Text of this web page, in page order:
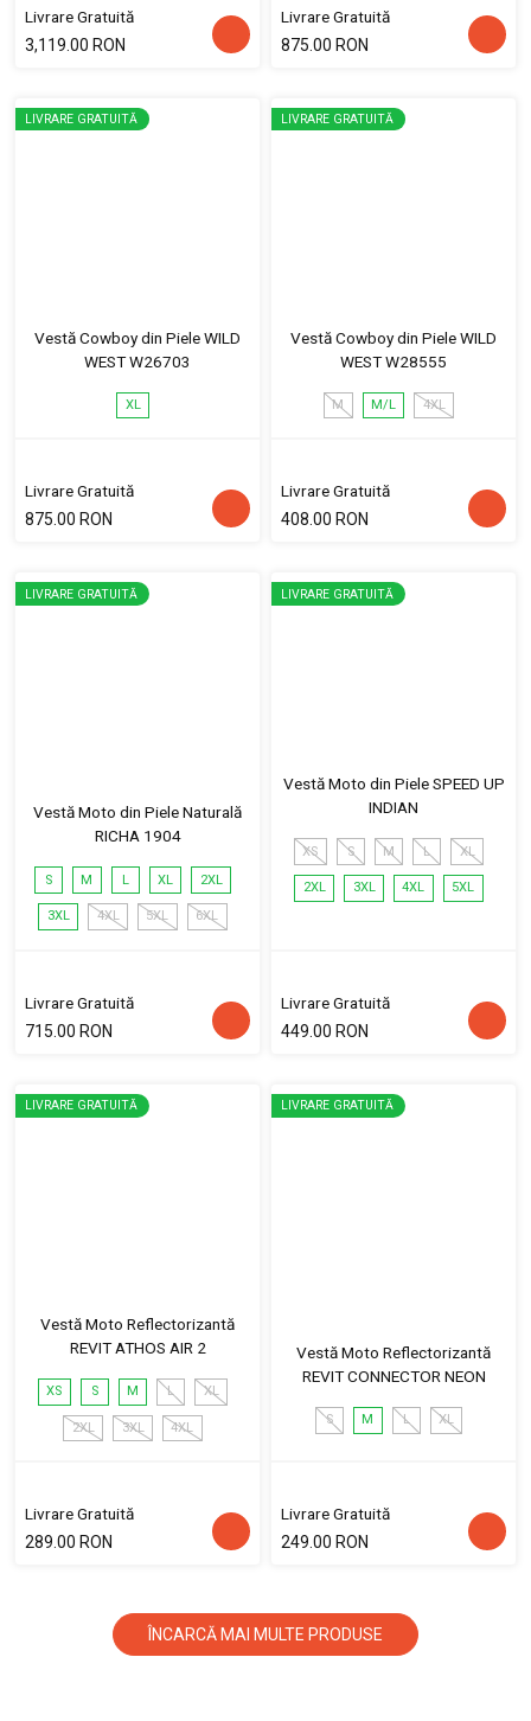
Livrare Gratuită
3,119.00 RON
Livrare Gratuită
875.00 RON
LIVRARE GRATUITĂ
Vestă Cowboy din Piele WILD
WEST W26703
XL
Livrare Gratuită
875.00 RON
LIVRARE GRATUITĂ
Vestă Cowboy din Piele WILD
WEST W28555
M M/L 4XL
Livrare Gratuită
408.00 RON
LIVRARE GRATUITĂ
Vestă Moto din Piele Naturală
RICHA 1904
S M L XL 2XL
3XL 4XL 5XL 6XL
Livrare Gratuită
715.00 RON
LIVRARE GRATUITĂ
Vestă Moto din Piele SPEED UP
INDIAN
XS S M L XL
2XL 3XL 4XL 5XL
Livrare Gratuită
449.00 RON
LIVRARE GRATUITĂ
Vestă Moto Reflectorizantă
REVIT ATHOS AIR 2
XS S M L XL
2XL 3XL 4XL
Livrare Gratuită
289.00 RON
LIVRARE GRATUITĂ
Vestă Moto Reflectorizantă
REVIT CONNECTOR NEON
S M L XL
Livrare Gratuită
249.00 RON
ÎNCARCĂ MAI MULTE PRODUSE